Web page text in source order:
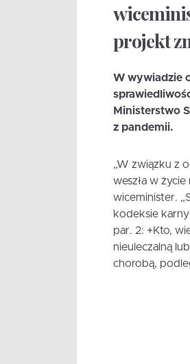
projekt
W wywiadzie
Ministerstwo
z pandemii.
„W związku z
weszła w
wiceminister.
kodeksie
par. 2: +Kto,
nieuleczalną
chorobą,